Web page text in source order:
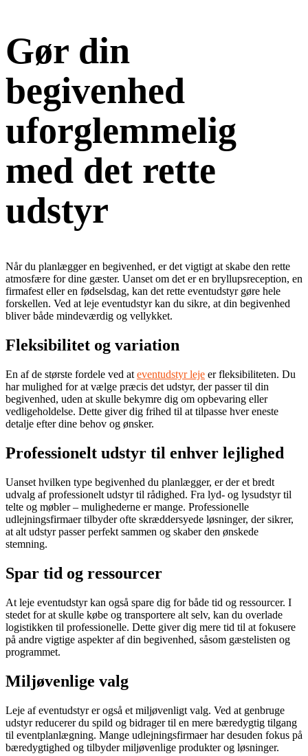
Gør din
begivenhed
uforglemmelig
med det rette
udstyr
Når du planlægger en begivenhed, er det vigtigt at skabe den rette
atmosfære for dine gæster. Uanset om det er en bryllupsreception, en
firmafest eller en fødselsdag, kan det rette eventudstyr gøre hele
forskellen. Ved at leje eventudstyr kan du sikre, at din begivenhed
bliver både mindeværdig og vellykket.
Fleksibilitet og variation
En af de største fordele ved at eventudstyr leje er fleksibiliteten. Du
har mulighed for at vælge præcis det udstyr, der passer til din
begivenhed, uden at skulle bekymre dig om opbevaring eller
vedligeholdelse. Dette giver dig frihed til at tilpasse hver eneste
detalje efter dine behov og ønsker.
Professionelt udstyr til enhver lejlighed
Uanset hvilken type begivenhed du planlægger, er der et bredt
udvalg af professionelt udstyr til rådighed. Fra lyd- og lysudstyr til
telte og møbler – mulighederne er mange. Professionelle
udlejningsfirmaer tilbyder ofte skræddersyede løsninger, der sikrer,
at alt udstyr passer perfekt sammen og skaber den ønskede
stemning.
Spar tid og ressourcer
At leje eventudstyr kan også spare dig for både tid og ressourcer. I
stedet for at skulle købe og transportere alt selv, kan du overlade
logistikken til professionelle. Dette giver dig mere tid til at fokusere
på andre vigtige aspekter af din begivenhed, såsom gæstelisten og
programmet.
Miljøvenlige valg
Leje af eventudstyr er også et miljøvenligt valg. Ved at genbruge
udstyr reducerer du spild og bidrager til en mere bæredygtig tilgang
til eventplanlægning. Mange udlejningsfirmaer har desuden fokus på
bæredygtighed og tilbyder miljøvenlige produkter og løsninger.